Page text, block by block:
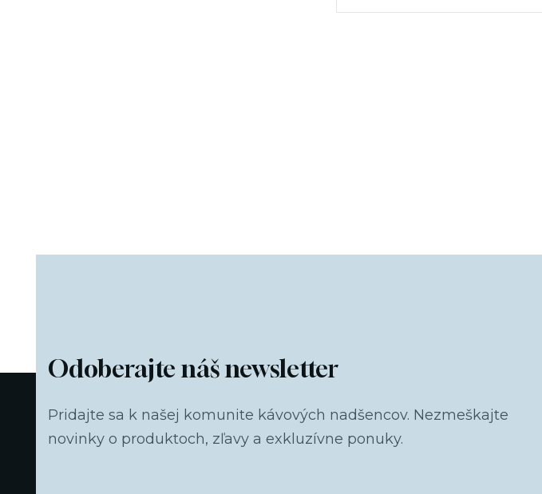
Odoberajte náš newsletter
Pridajte sa k našej komunite kávových nadšencov. Nezmeškajte
novinky o produktoch, zľavy a exkluzívne ponuky.